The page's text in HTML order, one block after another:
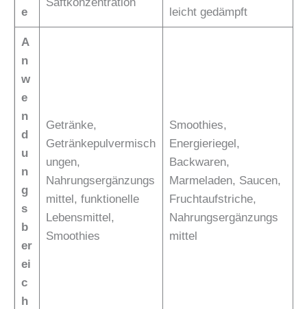
e
Saftkonzentration
leicht gedämpft
A
n
w
e
n
d
u
n
g
s
b
er
ei
c
h
Getränke,
Getränkepulvermisch
ungen,
Nahrungsergänzungs
mittel, funktionelle
Lebensmittel,
Smoothies
Smoothies,
Energieriegel,
Backwaren,
Marmeladen, Saucen,
Fruchtaufstriche,
Nahrungsergänzungs
mittel